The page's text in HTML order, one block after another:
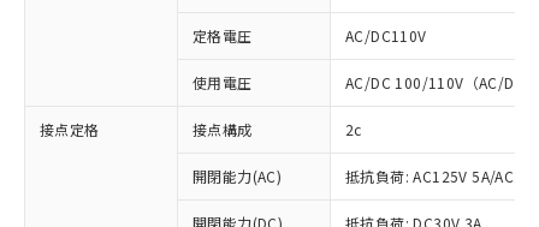
定格電圧 AC/DC110V
使用電圧 AC/DC 100/110V（AC/DC
接点定格 接点構成 2c
開閉能力(AC) 抵抗負荷: AC125V 5A/
開閉能力(DC) 抵抗負荷: DC30V 3A